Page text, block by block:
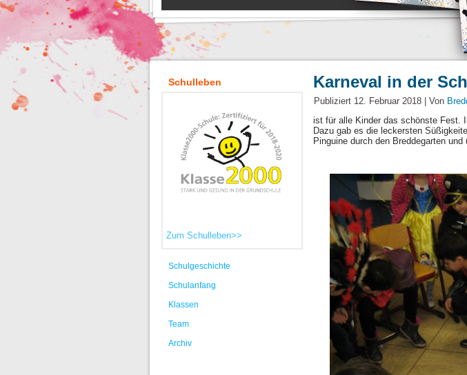
Schulleben
Zum Schulleben>>
Schulgeschichte
Schulanfang
Klassen
Team
Archiv
Karneval in der
Publiziert 12. Februar 2018 Von
ist für alle Kinder das schönste Fest.
Dazu gab es die leckersten
Pinguine durch den Breddegarten